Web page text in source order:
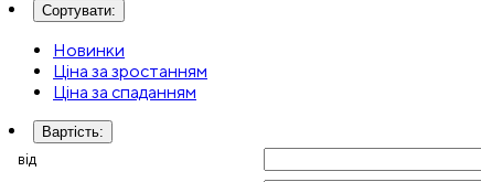
Сортувати:
Новинки
Ціна за зростанням
Ціна за спаданням
Вартість:
від